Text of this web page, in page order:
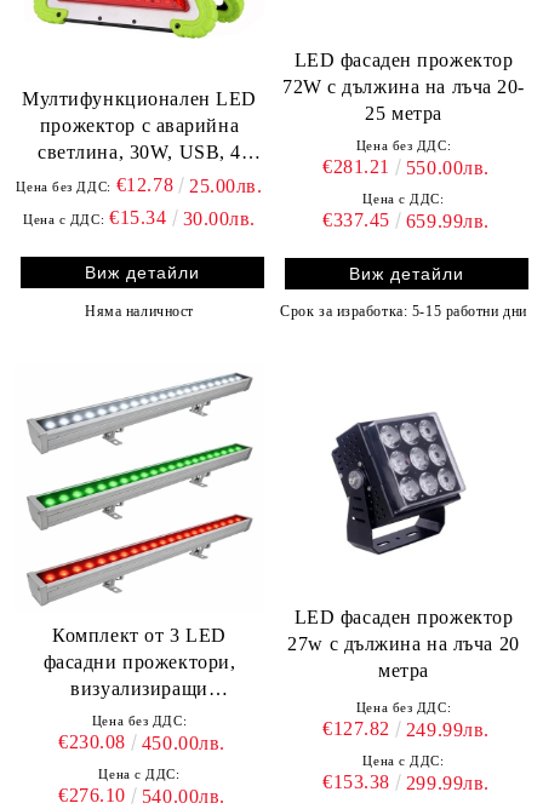
Мултифункционален LED
прожектор с аварийна
светлина, 30W, USB, 4
режима на светене
Цена без ДДС: €12.78 25.00лв.
Цена с ДДС: €15.34 30.00лв.
Виж детайли
Няма наличност
LED фасаден прожектор
72W с дължина на лъча 20-
25 метра
Цена без ДДС:
€281.21 550.00лв.
Цена с ДДС:
€337.45 659.99лв.
Виж детайли
Срок за изработка: 5-15 работни дни
Комплект от 3 LED
фасадни прожектори,
визуализиращи
българското знаме
Цена без ДДС:
€230.08 450.00лв.
Цена с ДДС:
€276.10 540.00лв.
LED фасаден прожектор
27w с дължина на лъча 20
метра
Цена без ДДС:
€127.82 249.99лв.
Цена с ДДС:
€153.38 299.99лв.